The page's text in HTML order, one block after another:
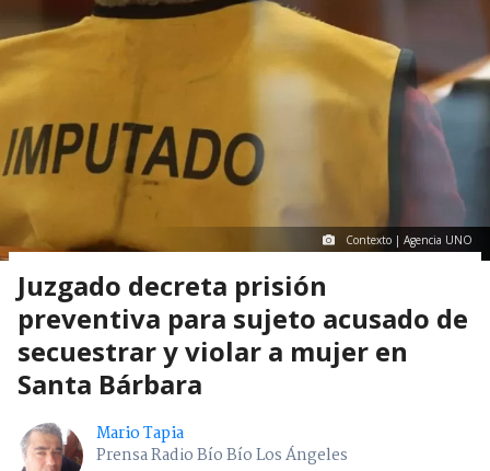
Contexto | Agencia UNO
Juzgado decreta prisión
preventiva para sujeto acusado de
secuestrar y violar a mujer en
Santa Bárbara
Mario Tapia
Prensa Radio Bío Bío Los Ángeles